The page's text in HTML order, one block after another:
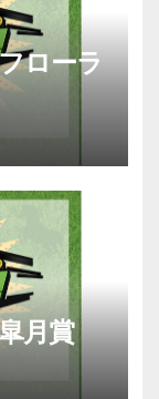
ローラ
月賞